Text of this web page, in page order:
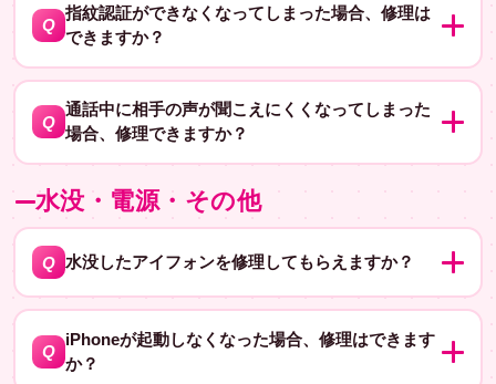
は、ボタン自体の故障や配線の接触不良などが考えられ
ます。修理にかかる時間と費用は原因によって異なりま
すが、おおよそ数千円から数万円程度かかる場合があり
Q
指紋認証ができなくなってしまった場合、修理は
できますか？
A はい、修理可能です。指紋認証の不具合の原因は、ホー
ムボタンや配線の接触不良などが考えられます。修理に
かかる時間と費用は原因によって異なりますが、おおよ
そ数千円から数万円程度かかる場合があります。
Q
通話中に相手の声が聞こえにくくなってしまった
場合、修理できますか？
話中に相手の声が聞こえにくくなる原因としては、スピ
ーカーの故障やマイクの故障、通信の問題などが考えら
れます。修理にかかる時間と費用は原因によって異なり
ります。
水没・電源・その他
Q 水没したアイフォンを修理してもらえますか？
A はい、水没修理も行っています。ただし、水没した直後
に修理を依頼することで修理の成功率が高くなります。
水没の度合いによって修理内容や費用が異なるため、修
Q
iPhoneが起動しなくなった場合、修理はできます
か？